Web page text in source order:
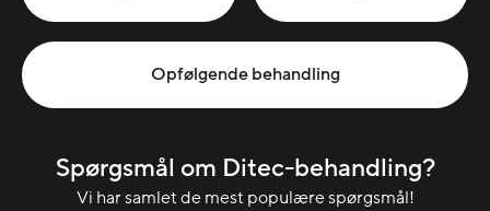
Opfølgende behandling
Spørgsmål om Ditec-behandling?
Vi har samlet de mest populære spørgsmål!